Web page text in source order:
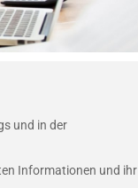
und in der
Informationen und ihr